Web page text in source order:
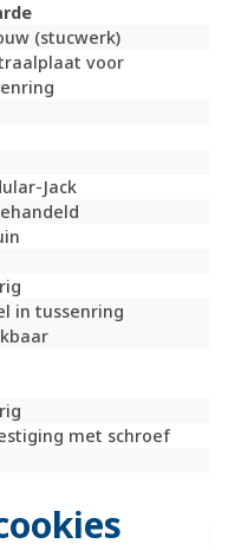
(stucwerk)
voor
Jack
in tussenring
met schroef